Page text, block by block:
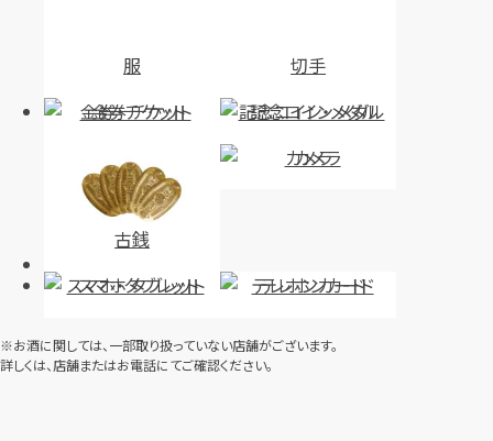
服
切手
金券・チケット
記念コイン・メダル
古銭
カメラ
スマホ・タブレット テレホンカード
※お酒に関しては、一部取り扱っていない店舗がございます。
詳しくは、店舗またはお電話にてご確認ください。